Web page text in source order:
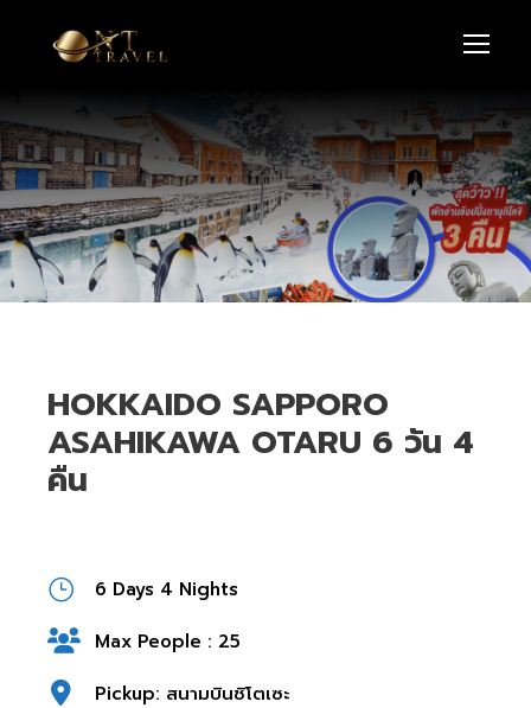
HOKKAIDO SAPPORO
ASAHIKAWA OTARU 6 วัน 4
คืน
6 Days 4 Nights
Max People : 25
Pickup: สนามบินชิโตเซะ